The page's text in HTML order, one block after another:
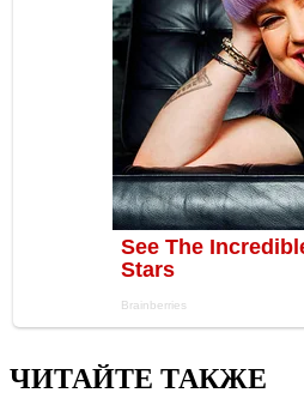
ЧИТАЙТЕ ТАКЖЕ